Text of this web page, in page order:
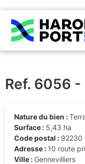
Ref. 6056
Nature du bien :
Surface : 5,43 ha
Code postal : 92230
Adresse : 10 route
Ville : Gennevilliers